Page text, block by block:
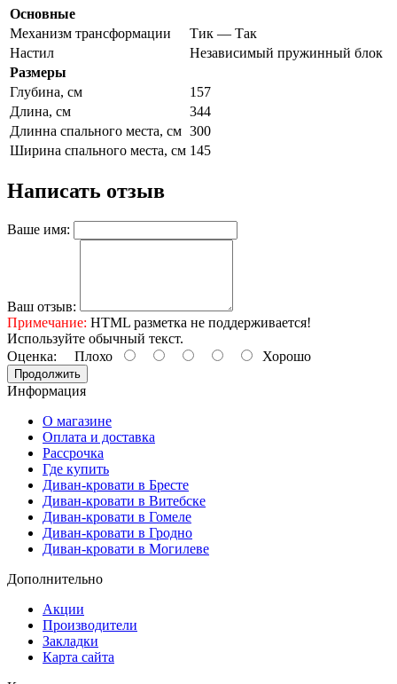
Основные
Механизм трансформации
Тик — Так
Настил
Независимый пружинный блок
Размеры
Глубина, см
157
Длина, см
344
Длинна спального места, см 300
Ширина спального места, см 145
Написать отзыв
Ваше имя:
Ваш отзыв:
Примечание: HTML разметка не поддерживается!
Используйте обычный текст.
Оценка: Плохо Хорошо
Продолжить
Информация
О магазине
Оплата и доставка
Рассрочка
Где купить
Диван-кровати в Бресте
Диван-кровати в Витебске
Диван-кровати в Гомеле
Диван-кровати в Гродно
Диван-кровати в Могилеве
Дополнительно
Акции
Производители
Закладки
Карта сайта